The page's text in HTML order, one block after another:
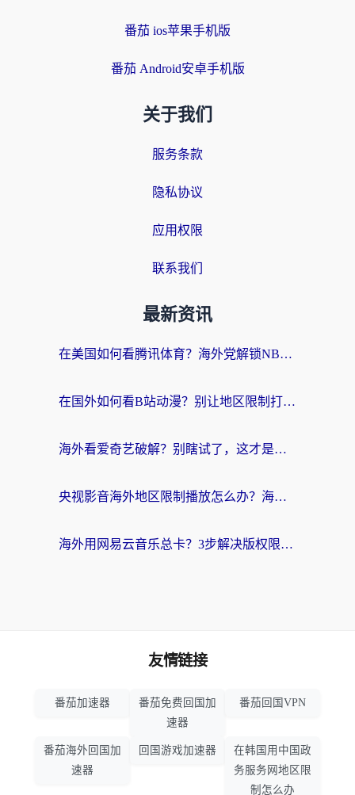
番茄 ios苹果手机版
番茄 Android安卓手机版
关于我们
服务条款
隐私协议
应用权限
联系我们
最新资讯
在美国如何看腾讯体育？海外党解锁NBA欧洲杯直播的终极攻略
在国外如何看B站动漫？别让地区限制打断你的追番节奏
海外看爱奇艺破解？别瞎试了，这才是留学生华人追剧看球的正确打开方式
央视影音海外地区限制播放怎么办？海外党亲测有效的回国加速指南
海外用网易云音乐总卡？3步解决版权限制+卡顿，还能听喜马拉雅！
友情链接
番茄加速器
番茄免费回国加
速器
番茄回国VPN
番茄海外回国加
速器
回国游戏加速器
在韩国用中国政
务服务网地区限
制怎么办